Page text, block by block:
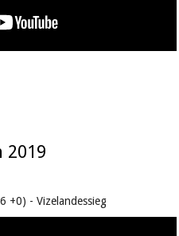
2019
+0) - Vizelandessieg